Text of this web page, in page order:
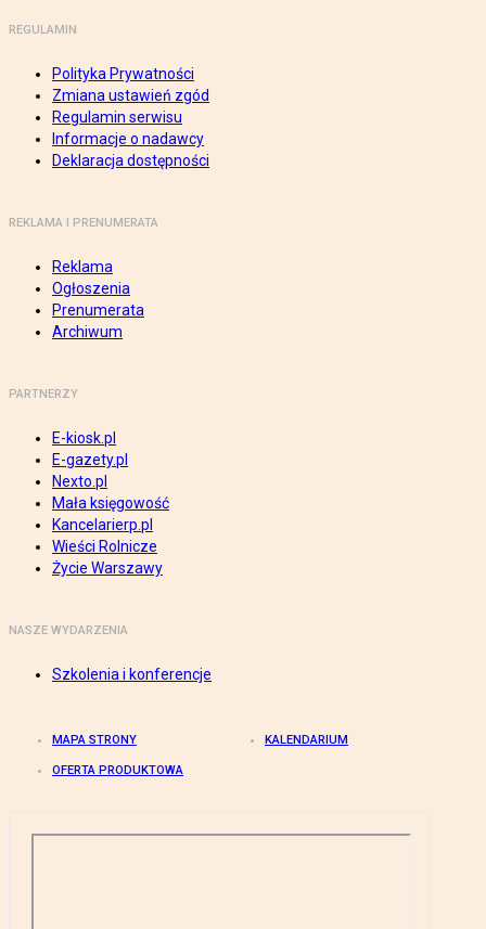
REGULAMIN
Polityka Prywatności
Zmiana ustawień zgód
Regulamin serwisu
Informacje o nadawcy
Deklaracja dostępności
REKLAMA I PRENUMERATA
Reklama
Ogłoszenia
Prenumerata
Archiwum
PARTNERZY
E-kiosk.pl
E-gazety.pl
Nexto.pl
Mała księgowość
Kancelarierp.pl
Wieści Rolnicze
Życie Warszawy
NASZE WYDARZENIA
Szkolenia i konferencje
MAPA STRONY KALENDARIUM
OFERTA PRODUKTOWA